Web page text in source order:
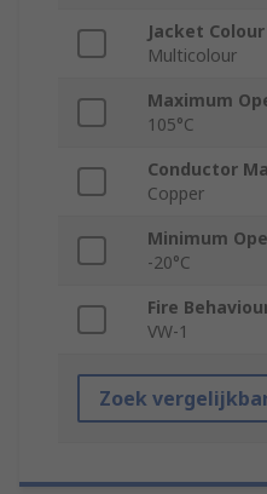
Jacket Colour
Multicolour
Maximum
105°C
Conductor
Copper
Minimum
-20°C
Fire
VW-1
Zoek